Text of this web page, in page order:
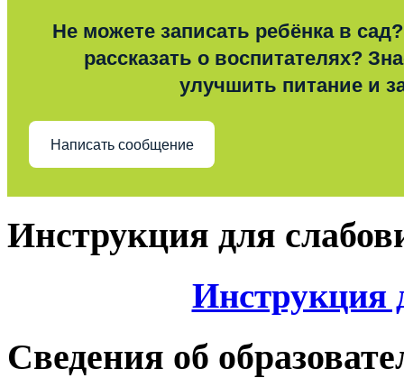
Не можете записать ребёнка в
рассказать о воспитателях?
улучшить питание и
Написать сообщение
Инструкция для
Инструкция
Сведения об